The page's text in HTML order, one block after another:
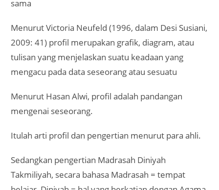
sama
Menurut Victoria Neufeld (1996, dalam Desi Susiani,
2009: 41) profil merupakan grafik, diagram, atau
tulisan yang menjelaskan suatu keadaan yang
mengacu pada data seseorang atau sesuatu
Menurut Hasan Alwi, profil adalah pandangan
mengenai seseorang.
Itulah arti profil dan pengertian menurut para ahli.
Sedangkan pengertian Madrasah Diniyah
Takmiliyah, secara bahasa Madrasah = tempat